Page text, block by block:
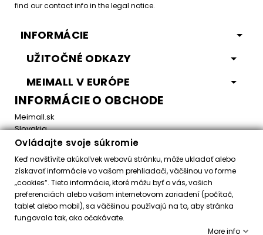
find our contact info in the legal notice.
INFORMÁCIE
UŽITOČNÉ ODKAZY
MEIMALL V EURÓPE
INFORMÁCIE O OBCHODE
Meimall.sk
Slovakia
Email:office@meimall.sk
Control your Privacy
Všetky práva vyhradené ©
Ovládajte svoje súkromie
Keď navštívite akúkoľvek webovú stránku, môže ukladať alebo
získavať informácie vo vašom prehliadači, väčšinou vo forme
„cookies“. Tieto informácie, ktoré môžu byť o vás, vašich
preferenciách alebo vašom internetovom zariadení (počítač,
tablet alebo mobil), sa väčšinou používajú na to, aby stránka
fungovala tak, ako očakávate.
More info